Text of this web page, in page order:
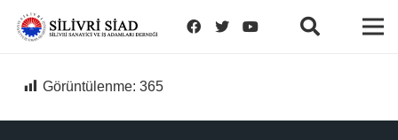
Görüntülenme: 365